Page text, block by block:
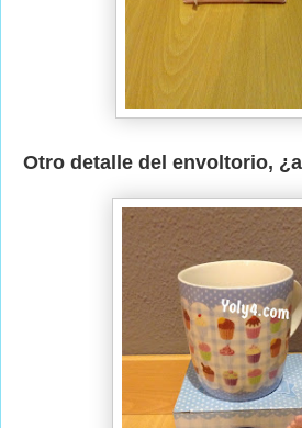
Otro detalle del envoltorio,